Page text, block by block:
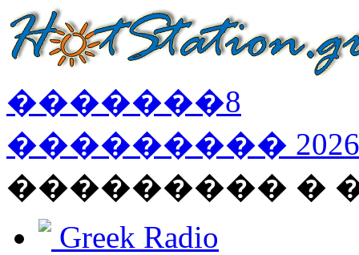
�������8
��������� 2026
��������� �
Greek Radio